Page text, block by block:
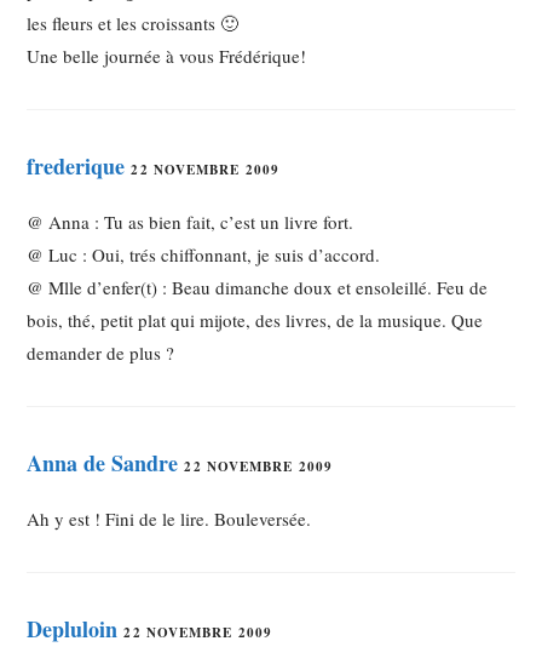
les fleurs et les croissants 🙂
Une belle journée à vous Frédérique!
frederique 22 NOVEMBRE 2009
@ Anna : Tu as bien fait, c’est un livre fort.
@ Luc : Oui, trés chiffonnant, je suis d’accord.
@ Mlle d’enfer(t) : Beau dimanche doux et ensoleillé. Feu de
bois, thé, petit plat qui mijote, des livres, de la musique. Que
demander de plus ?
Anna de Sandre 22 NOVEMBRE 2009
Ah y est ! Fini de le lire. Bouleversée.
Depluloin 22 NOVEMBRE 2009